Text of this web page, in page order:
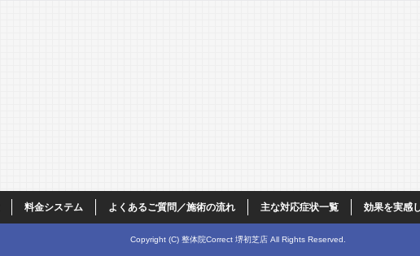
料金システム よくあるご質問／施術の流れ 主な対応症状一覧 効果を実感
Copyright (C) 整体院Correct 堺初芝店 All Rights Reserved.